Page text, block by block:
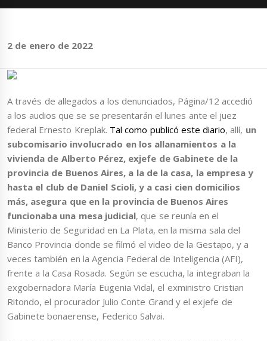
2 de enero de 2022
A través de allegados a los denunciados, Página/12 accedió
a los audios que se se presentarán el lunes ante el juez
federal Ernesto Kreplak. Tal como publicó este diario, allí, un
subcomisario involucrado en los allanamientos a la
vivienda de Alberto Pérez, exjefe de Gabinete de la
provincia de Buenos Aires, a la de la casa, la empresa y
hasta el club de Daniel Scioli, y a casi cien domicilios
más, asegura que en la provincia de Buenos Aires
funcionaba una mesa judicial, que se reunía en el
Ministerio de Seguridad en La Plata, en la misma sala del
Banco Provincia donde se filmó el video de la Gestapo, y a
veces también en la Agencia Federal de Inteligencia (AFI),
frente a la Casa Rosada. Según se escucha, la integraban la
exgobernadora María Eugenia Vidal, el exministro Cristian
Ritondo, el procurador Julio Conte Grand y el exjefe de
Gabinete bonaerense, Federico Salvai.